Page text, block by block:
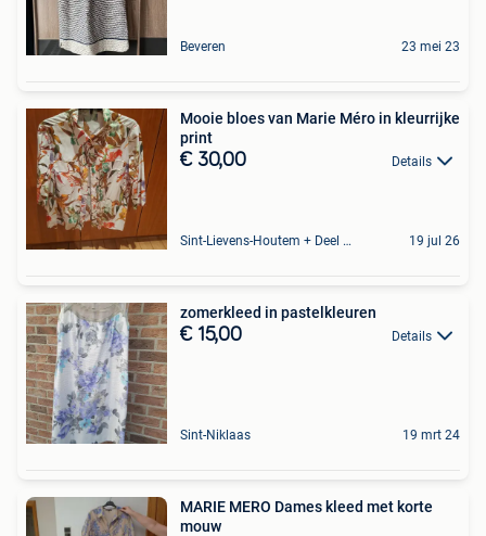
Beveren 23 mei 23
Mooie bloes van Marie Méro in kleurrijke
print
€ 30,00 Details
Sint-Lievens-Houtem + Deel Oombergen 19 jul 26
zomerkleed in pastelkleuren
€ 15,00 Details
Sint-Niklaas 19 mrt 24
MARIE MERO Dames kleed met korte
mouw